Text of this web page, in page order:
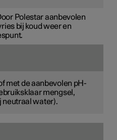
Polestar aanbevolen
bij koud weer en
met de aanbevolen pH-
mengsel,
neutraal water).